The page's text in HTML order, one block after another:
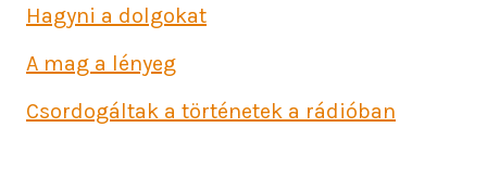
Hagyni a dolgokat
A mag a lényeg
Csordogáltak a történetek a rádióban